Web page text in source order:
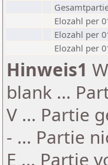
Elozahl per
Elozahl per
Elozahl per
Hinweis1
blank ...
V ... Partie
- ... Partie
E ... Partie